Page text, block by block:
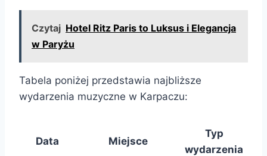
Czytaj Hotel Ritz Paris to Luksus i Elegancja
w Paryżu
Tabela poniżej przedstawia najbliższe
wydarzenia muzyczne w Karpaczu:
Data Miejsce
Typ
wydarzenia